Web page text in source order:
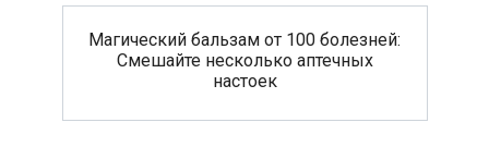
Магический бальзам от 100 болезней:
Смешайте несколько аптечных
настоек